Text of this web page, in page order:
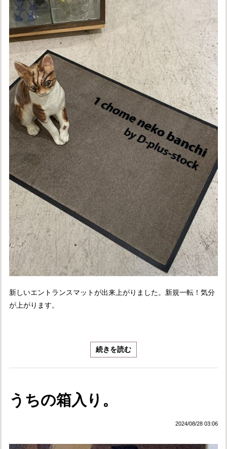
新しいエントランスマットが出来上がりました。新規一転！気分
が上がります。
続きを読む
うちの箱入り。
2024/08/28 03:06